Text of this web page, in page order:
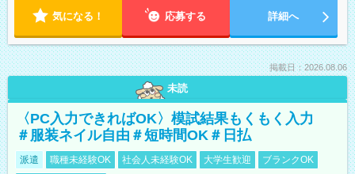
気になる！ 応募する 詳細へ
掲載日：2026.08.06
未読
〈PC入力できればOK〉模試結果もくもく入力
＃服装ネイル自由＃短時間OK＃日払
派遣 職種未経験OK 社会人未経験OK 大学生歓迎
ブランクOK